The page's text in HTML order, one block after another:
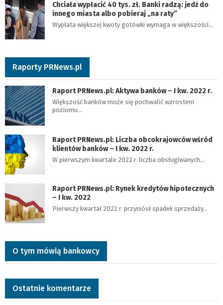
Chciała wypłacić 40 tys. zł. Banki radzą: jedź do
innego miasta albo pobieraj „na raty”
Wypłata większej kwoty gotówki wymaga w większości…
Raporty PRNews.pl
Raport PRNews.pl: Aktywa banków – I kw. 2022 r.
Większość banków może się pochwalić wzrostem
poziomu…
Raport PRNews.pl: Liczba obcokrajowców wśród
klientów banków – I kw. 2022 r.
W pierwszym kwartale 2022 r. liczba obsługiwanych…
Raport PRNews.pl: Rynek kredytów hipotecznych
– I kw. 2022
Pierwszy kwartał 2022 r. przyniósł spadek sprzedaży…
O tym mówią bankowcy
Ostatnie komentarze